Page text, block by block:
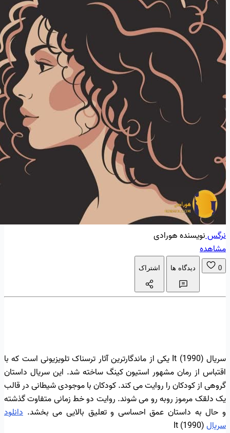
نرگسنویسنده هورادی
مشاهده
0 دیدگاه ها اشتراک
سریال It (1990) یکی از ماندگارترین آثار ترسناک تلویزیونی است که با
اقتباس از رمان مشهور استیون کینگ ساخته شد. این سریال داستان
گروهی از کودکان را روایت می کند. کودکان با موجودی شیطانی در قالب
یک دلقک مرموز روبه رو می شوند. روایت دو خط زمانی متفاوت گذشته
و حال به داستان عمق احساسی و تعلیق بالایی می بخشد. دانلود
سریال